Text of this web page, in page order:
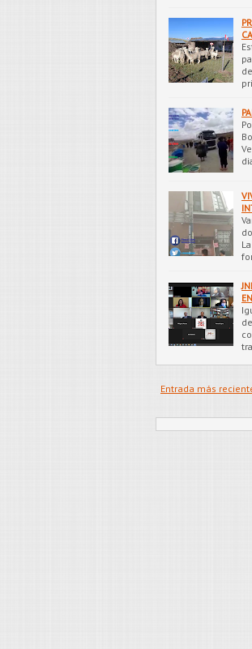
Entrada más